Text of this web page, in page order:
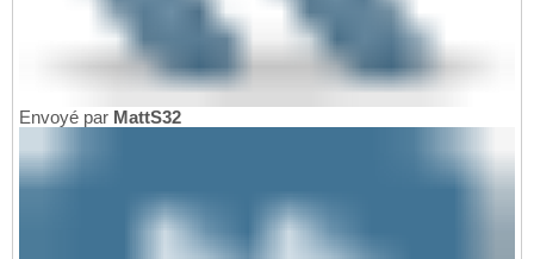
Envoyé par MattS32